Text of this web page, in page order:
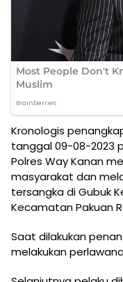
Kronologis
tanggal 09-08-2023
Polres Way Kanan
masyarakat dan
tersangka di Gubuk
Kecamatan Pakuan
Saat dilakukan
melakukan